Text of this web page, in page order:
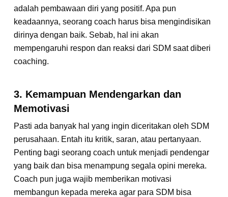
adalah pembawaan diri yang positif. Apa pun
keadaannya, seorang coach harus bisa mengindisikan
dirinya dengan baik. Sebab, hal ini akan
mempengaruhi respon dan reaksi dari SDM saat diberi
coaching.
3. Kemampuan Mendengarkan dan
Memotivasi
Pasti ada banyak hal yang ingin diceritakan oleh SDM
perusahaan. Entah itu kritik, saran, atau pertanyaan.
Penting bagi seorang coach untuk menjadi pendengar
yang baik dan bisa menampung segala opini mereka.
Coach pun juga wajib memberikan motivasi
membangun kepada mereka agar para SDM bisa